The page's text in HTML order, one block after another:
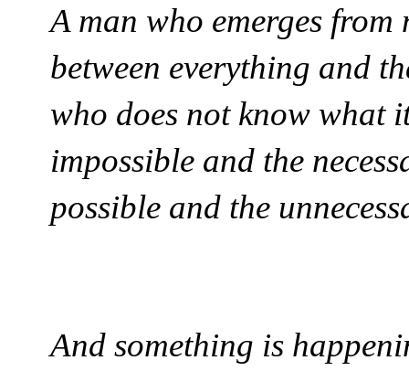
A man who emerges
between everything and
who does not know what
impossible and the
possible and the
And something is